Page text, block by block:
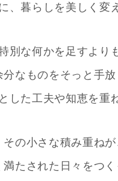
、暮らしを美しく変
別な何かを足すより
分なものをそっと手放
した工夫や知恵を重
その小さな積み重ねが
満たされた日々をつ